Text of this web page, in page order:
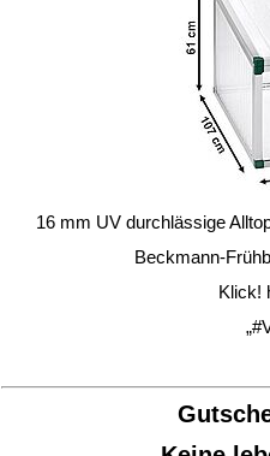
16 mm UV durchlässige
Beckmann-
Klick!